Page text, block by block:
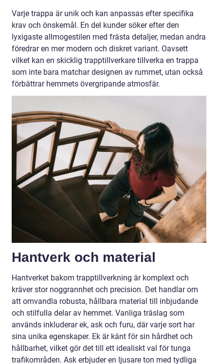
Varje trappa är unik och kan anpassas efter specifika
krav och önskemål. En del kunder söker efter den
lyxigaste allmogestilen med frästa detaljer, medan andra
föredrar en mer modern och diskret variant. Oavsett
vilket kan en skicklig trapptillverkare tillverka en trappa
som inte bara matchar designen av rummet, utan också
förbättrar hemmets övergripande atmosfär.
Hantverk och material
Hantverket bakom trapptillverkning är komplext och
kräver stor noggrannhet och precision. Det handlar om
att omvandla robusta, hållbara material till inbjudande
och stilfulla delar av hemmet. Vanliga träslag som
används inkluderar ek, ask och furu, där varje sort har
sina unika egenskaper. Ek är känt för sin hårdhet och
hållbarhet, vilket gör det till ett idealiskt val för tunga
trafikområden. Ask erbjuder en ljusare ton med tydliga